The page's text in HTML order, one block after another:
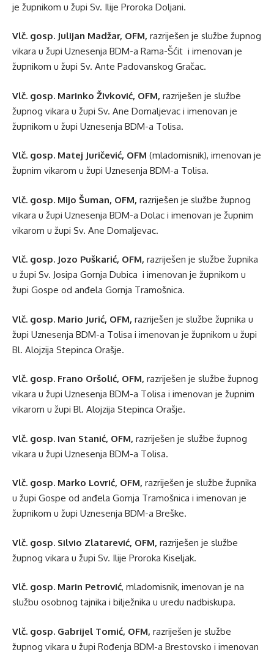
je župnikom u župi Sv. Ilije Proroka Doljani.
Vlč. gosp. Julijan Madžar, OFM, razriješen je službe župnog
vikara u župi Uznesenja BDM-a Rama-Šćit i imenovan je
župnikom u župi Sv. Ante Padovanskog Gračac.
Vlč. gosp. Marinko Živković, OFM, razriješen je službe
župnog vikara u župi Sv. Ane Domaljevac i imenovan je
župnikom u župi Uznesenja BDM-a Tolisa.
Vlč. gosp. Matej Juričević, OFM (mladomisnik), imenovan je
župnim vikarom u župi Uznesenja BDM-a Tolisa.
Vlč. gosp. Mijo Šuman, OFM, razriješen je službe župnog
vikara u župi Uznesenja BDM-a Dolac i imenovan je župnim
vikarom u župi Sv. Ane Domaljevac.
Vlč. gosp. Jozo Puškarić, OFM, razriješen je službe župnika
u župi Sv. Josipa Gornja Dubica i imenovan je župnikom u
župi Gospe od anđela Gornja Tramošnica.
Vlč. gosp. Mario Jurić, OFM, razriješen je službe župnika u
župi Uznesenja BDM-a Tolisa i imenovan je župnikom u župi
Bl. Alojzija Stepinca Orašje.
Vlč. gosp. Frano Oršolić, OFM, razriješen je službe župnog
vikara u župi Uznesenja BDM-a Tolisa i imenovan je župnim
vikarom u župi Bl. Alojzija Stepinca Orašje.
Vlč. gosp. Ivan Stanić, OFM, razriješen je službe župnog
vikara u župi Uznesenja BDM-a Tolisa.
Vlč. gosp. Marko Lovrić, OFM, razriješen je službe župnika
u župi Gospe od anđela Gornja Tramošnica i imenovan je
župnikom u župi Uznesenja BDM-a Breške.
Vlč. gosp. Silvio Zlatarević, OFM, razriješen je službe
župnog vikara u župi Sv. Ilije Proroka Kiseljak.
Vlč. gosp. Marin Petrović, mladomisnik, imenovan je na
službu osobnog tajnika i bilježnika u uredu nadbiskupa.
Vlč. gosp. Gabrijel Tomić, OFM, razriješen je službe
župnog vikara u župi Rođenja BDM-a Brestovsko i imenovan